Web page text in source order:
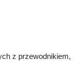
z przewodnikiem,